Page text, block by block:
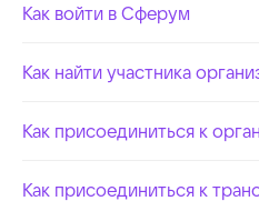
Как войти в Сферум
Как найти участника
Как присоединиться к
Как присоединиться к